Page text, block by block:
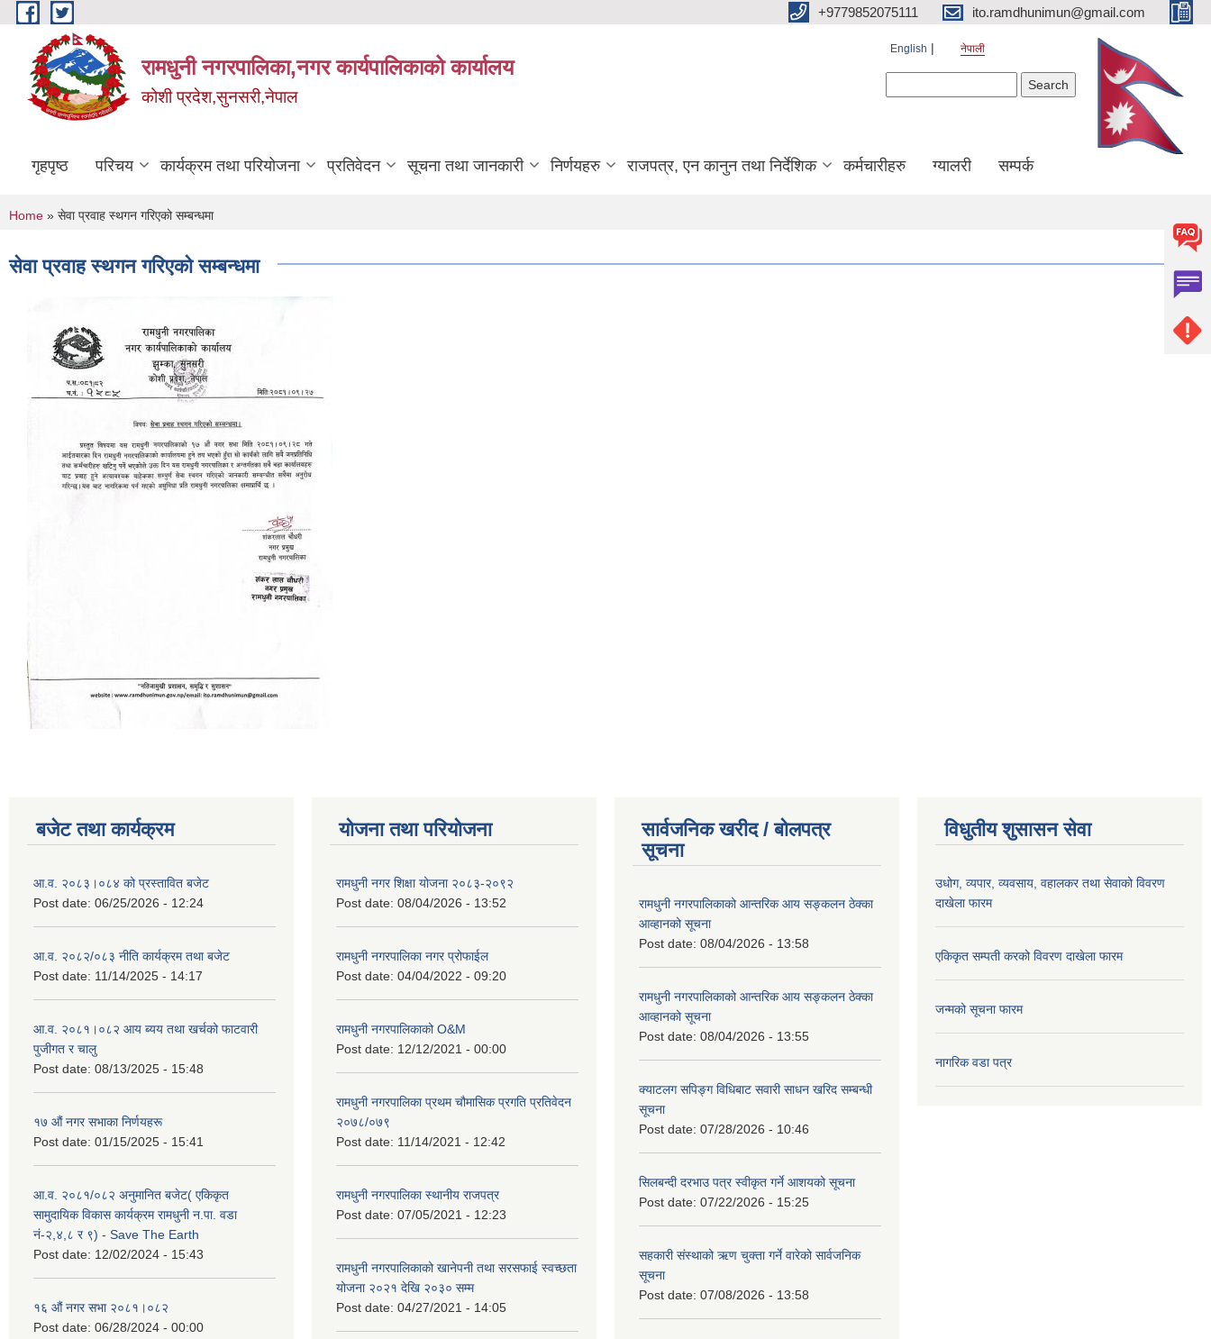
Skip to main content +9779852075111 ito.ramdhunimun@gmail.com
रामधुनी नगरपालिका,नगर कार्यपालिकाको कार्यालय
कोशी प्रदेश,सुनसरी,नेपाल
English नेपाली
गृहपृष्ठ परिचय कार्यक्रम तथा परियोजना प्रतिवेदन सूचना तथा जानकारी निर्णयहरु राजपत्र, एन कानुन तथा निर्देशिक कर्मचारीहरु ग्यालरी सम्पर्क
You are here
Home » सेवा प्रवाह स्थगन गरिएको सम्बन्धमा
सेवा प्रवाह स्थगन गरिएको सम्बन्धमा
बजेट तथा कार्यक्रम
आ.व. २०८३।०८४ को प्रस्तावित बजेट
Post date: 06/25/2026 - 12:24
आ.व. २०८२/०८३ नीति कार्यक्रम तथा बजेट
Post date: 11/14/2025 - 14:17
आ.व. २०८१।०८२ आय ब्यय तथा खर्चको फाटवारी
पुजीगत र चालु
Post date: 08/13/2025 - 15:48
१७ औं नगर सभाका निर्णयहरू
Post date: 01/15/2025 - 15:41
आ.व. २०८१/०८२ अनुमानित बजेट( एकिकृत
सामुदायिक विकास कार्यक्रम रामधुनी न.पा. वडा
नं-२,४,८ र ९) - Save The Earth
Post date: 12/02/2024 - 15:43
१६ औं नगर सभा २०८१।०८२
Post date: 06/28/2024 - 00:00
योजना तथा परियोजना
रामधुनी नगर शिक्षा योजना २०८३-२०९२
Post date: 08/04/2026 - 13:52
रामधुनी नगरपालिका नगर प्रोफाईल
Post date: 04/04/2022 - 09:20
रामधुनी नगरपालिकाको O&M
Post date: 12/12/2021 - 00:00
रामधुनी नगरपालिका प्रथम चौमासिक प्रगति प्रतिवेदन
२०७८/०७९
Post date: 11/14/2021 - 12:42
रामधुनी नगरपालिका स्थानीय राजपत्र
Post date: 07/05/2021 - 12:23
रामधुनी नगरपालिकाको खानेपनी तथा सरसफाई स्वच्छता
योजना २०२१ देखि २०३० सम्म
Post date: 04/27/2021 - 14:05
सार्वजनिक खरीद / बोलपत्र
सूचना
रामधुनी नगरपालिकाको आन्तरिक आय सङ्कलन ठेक्का
आव्हानको सूचना
Post date: 08/04/2026 - 13:58
रामधुनी नगरपालिकाको आन्तरिक आय सङ्कलन ठेक्का
आव्हानको सूचना
Post date: 08/04/2026 - 13:55
क्याटलग सपिङ्ग विधिबाट सवारी साधन खरिद सम्बन्धी
सूचना
Post date: 07/28/2026 - 10:46
सिलबन्दी दरभाउ पत्र स्वीकृत गर्ने आशयको सूचना
Post date: 07/22/2026 - 15:25
सहकारी संस्थाको ऋण चुक्ता गर्ने वारेको सार्वजनिक
सूचना
Post date: 07/08/2026 - 13:58
विधुतीय शुसासन सेवा
उधोग, व्यपार, व्यवसाय, वहालकर तथा सेवाको विवरण
दाखेला फारम
एकिकृत सम्पती करको विवरण दाखेला फारम
जन्मको सूचना फारम
नागरिक वडा पत्र